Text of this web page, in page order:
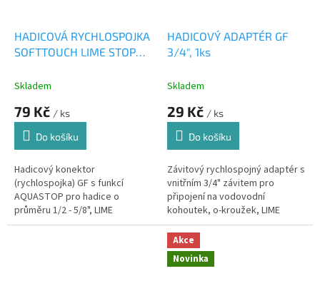
HADICOVÁ RYCHLOSPOJKA
SOFTTOUCH LIME STOP
Skladem
79 Kč / ks
Do košíku
Hadicový konektor
(rychlospojka) GF s funkcí
AQUASTOP pro hadice o
průměru 1/2 - 5/8", LIME
HADICOVÝ ADAPTÉR GF
3/4", 1ks
Skladem
29 Kč / ks
Do košíku
Závitový rychlospojný adaptér s
vnitřním 3/4" závitem pro
připojení na vodovodní
kohoutek, o-kroužek, LIME
Akce
Novinka